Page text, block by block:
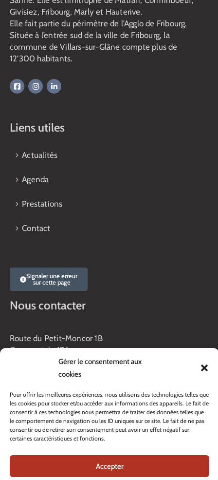
Gérer le consentement aux
cookies
Pour offrir les meilleures expériences, nous utilisons des technologies telles que
les cookies pour stocker et/ou accéder aux informations des appareils. Le fait de
consentir à ces technologies nous permettra de traiter des données telles que
le comportement de navigation ou les ID uniques sur ce site. Le fait de ne pas
consentir ou de retirer son consentement peut avoir un effet négatif sur
certaines caractéristiques et fonctions.
Accepter
Givisiez, Fribourg, Marly et Hauterive.
Elle fait partie du périmètre de l’Agglo de Fribourg.
Située à l’entrée sud de la ville de Fribourg, la
commune de Villars-sur-Glâne compte plus de
12’300 habitants.
Liens utiles
Actualités
Agenda
Prestations
Contact
Signaler une erreur
sur cette page
Nous contacter
Route du Petit-Moncor 1B
Case postale 176
1752 Villars-sur-Glâne
Lundi au jeudi :
8h00 – 11h30
13h45 – 17h00
Vendredi :
8h00 – 16h00
Veille de fête: 13h45 – 16h00
+41 26 408 33 33
Contacter nos services